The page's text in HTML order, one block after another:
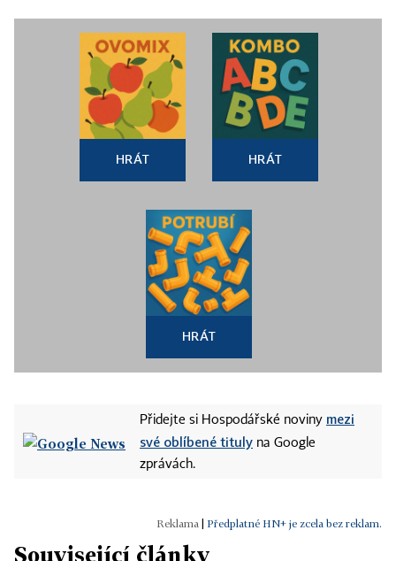
HRÁT HRÁT
HRÁT
Přidejte si Hospodářské noviny mezi
své oblíbené tituly na Google
zprávách.
Předplatné HN+ je zcela bez reklam.
Související články